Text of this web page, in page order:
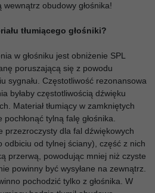
wewnątrz obudowy głośnika!
tłumiącego głośniki?
w głośniku jest obniżenie SPL
poruszającą się z powodu
sygnału. Częstotliwość rezonansowa
byłaby częstotliwością dźwięku
Materiał tłumiący w zamkniętych
tylną falę głośnika.
przezroczysty dla fal dźwiękowych
odbiciu od tylnej ściany), część z nich
przerwą, powodując mniej niż czyste
powinny być wysyłane na zewnątrz.
pochodzić tylko z głośnika. W